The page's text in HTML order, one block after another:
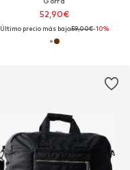
52,90€
Último precio más bajo:59,00€-10%